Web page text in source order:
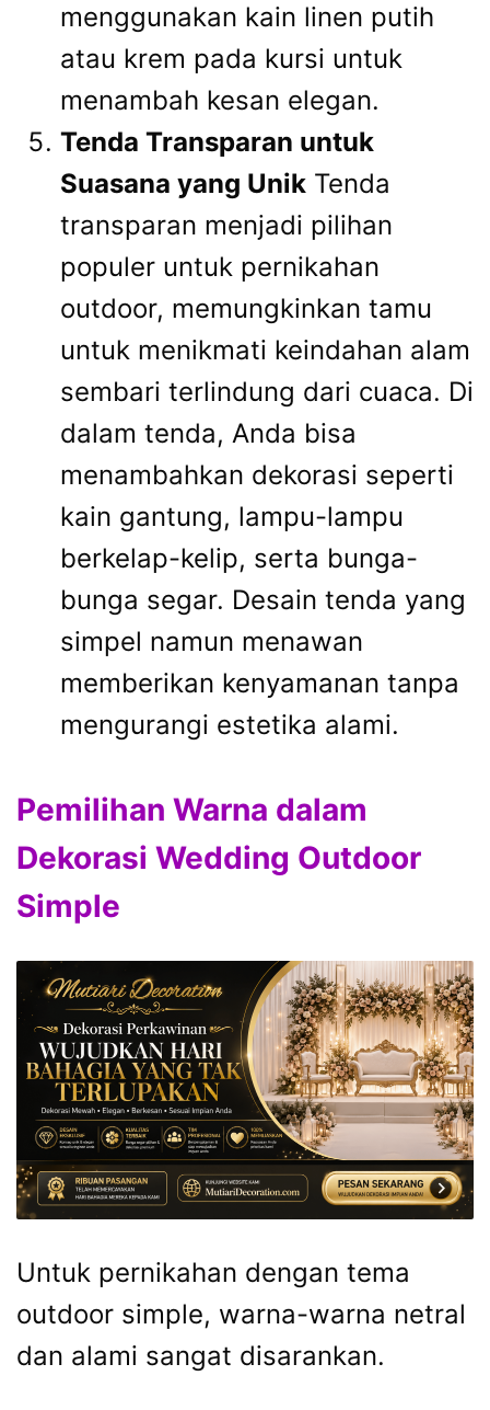
menggunakan kain linen putih
atau krem pada kursi untuk
menambah kesan elegan.
Tenda Transparan untuk
Suasana yang Unik Tenda
transparan menjadi pilihan
populer untuk pernikahan
outdoor, memungkinkan tamu
untuk menikmati keindahan alam
sembari terlindung dari cuaca. Di
dalam tenda, Anda bisa
menambahkan dekorasi seperti
kain gantung, lampu-lampu
berkelap-kelip, serta bunga-
bunga segar. Desain tenda yang
simpel namun menawan
memberikan kenyamanan tanpa
mengurangi estetika alami.
Pemilihan Warna dalam
Dekorasi Wedding Outdoor
Simple
Untuk pernikahan dengan tema
outdoor simple, warna-warna netral
dan alami sangat disarankan.